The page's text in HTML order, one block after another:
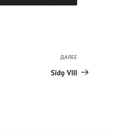
Следующая
запись
ДАЛЕЕ
Sīdǫ VIII